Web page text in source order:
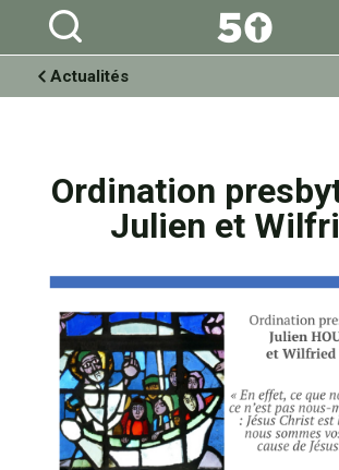
Aller
personnels
Actualités
Ordination
Julien et